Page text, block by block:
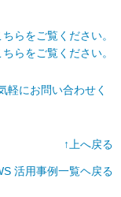
ちらをご覧ください。
ちらをご覧ください。
軽にお問い合わせく
↑上へ戻る
活用事例一覧ヘ戻る